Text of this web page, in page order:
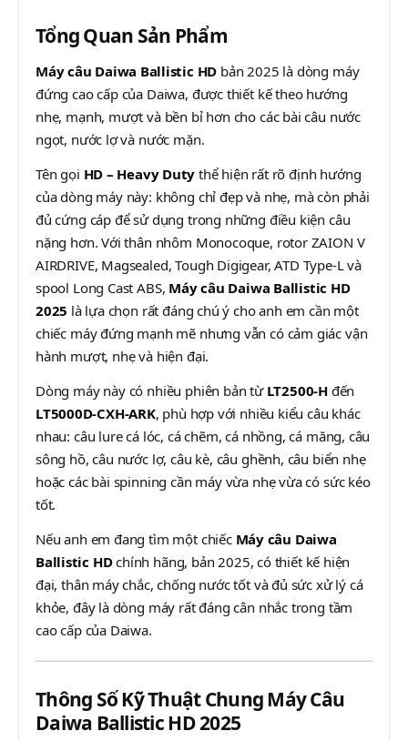
Tổng Quan Sản Phẩm
Máy câu Daiwa Ballistic HD bản 2025 là dòng máy
đứng cao cấp của Daiwa, được thiết kế theo hướng
nhẹ, mạnh, mượt và bền bỉ hơn cho các bài câu nước
ngọt, nước lợ và nước mặn.
Tên gọi HD – Heavy Duty thể hiện rất rõ định hướng
của dòng máy này: không chỉ đẹp và nhẹ, mà còn phải
đủ cứng cáp để sử dụng trong những điều kiện câu
nặng hơn. Với thân nhôm Monocoque, rotor ZAION V
AIRDRIVE, Magsealed, Tough Digigear, ATD Type-L và
spool Long Cast ABS, Máy câu Daiwa Ballistic HD
2025 là lựa chọn rất đáng chú ý cho anh em cần một
chiếc máy đứng mạnh mẽ nhưng vẫn có cảm giác vận
hành mượt, nhẹ và hiện đại.
Dòng máy này có nhiều phiên bản từ LT2500-Hđến
LT5000D-CXH-ARK, phù hợp với nhiều kiểu câu khác
nhau: câu lure cá lóc, cá chẽm, cá nhồng, cá măng, câu
sông hồ, câu nước lợ, câu kè, câu ghềnh, câu biển nhẹ
hoặc các bài spinning cần máy vừa nhẹ vừa có sức kéo
tốt.
Nếu anh em đang tìm một chiếc Máy câu Daiwa
Ballistic HDchính hãng, bản 2025, có thiết kế hiện
đại, thân máy chắc, chống nước tốt và đủ sức xử lý cá
khỏe, đây là dòng máy rất đáng cân nhắc trong tầm
cao cấp của Daiwa.
Thông Số Kỹ Thuật Chung Máy Câu
Daiwa Ballistic HD 2025